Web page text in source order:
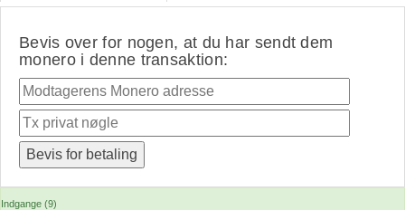
Bevis over for nogen, at du har sendt dem
monero i denne transaktion:
Indgange (9)